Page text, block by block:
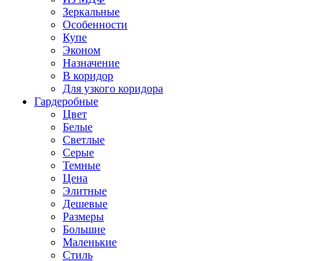
Зеркальные
Особенности
Купе
Эконом
Назначение
В коридор
Для узкого коридора
Гардеробные
Цвет
Белые
Светлые
Серые
Темные
Цена
Элитные
Дешевые
Размеры
Большие
Маленькие
Стиль